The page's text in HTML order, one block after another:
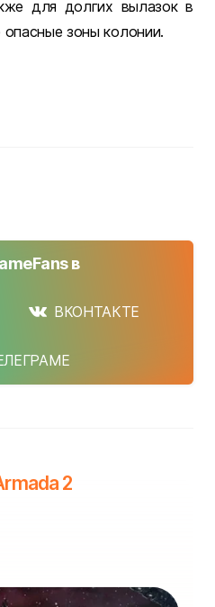
для долгих вылазок в
зоны колонии.
в
ВКОНТАКТЕ
2